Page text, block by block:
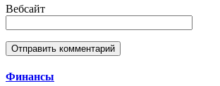
Вебсайт
Финансы